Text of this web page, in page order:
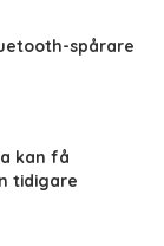
spårare
kan få
tidigare